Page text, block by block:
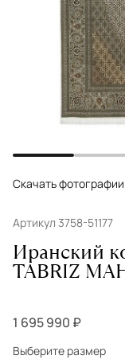
Скачать фотографии
Артикул 3758-51177
Иранский
TABRIZ
1 695 990 ₽
Выберите размер